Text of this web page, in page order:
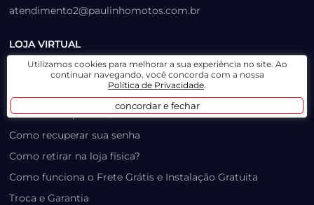
atendimento2@paulinhomotos.com.br
LOJA VIRTUAL
Lista de Desejos
Prazo, Rastreio e Transporte
Dúvidas Frequentes / Produtos Outlet
Como recuperar sua senha
Como retirar na loja física?
Como funciona o Frete Grátis e Instalação Gratuita
Troca e Garantia
Utilizamos cookies para melhorar a sua experiência no site. Ao
continuar navegando, você concorda com a nossa
Política de Privacidade.
concordar e fechar